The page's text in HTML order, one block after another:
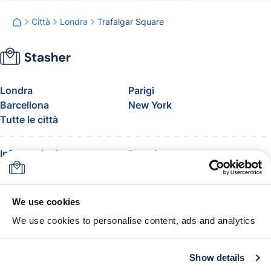
We use cookies
We use cookies to personalise content, ads and analytics
Show details
Città Londra Trafalgar Square
Londra
Parigi
Barcellona
New York
Tutte le città
Informazioni
Prezzi
FAQ
Blog
Entra nel programma
aereo
La garanzia Stasher
Termini e condizioni